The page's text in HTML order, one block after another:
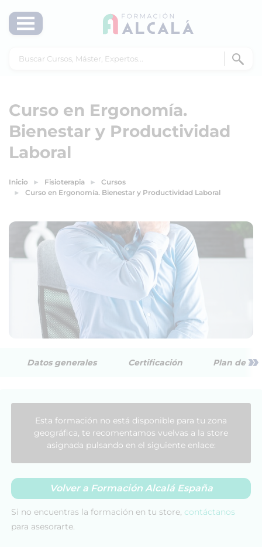
Curso en Ergonomía.
Bienestar y Productividad
Laboral
Inicio Fisioterapia
Cursos
Curso en Ergonomía. Bienestar y Productividad Laboral
Datos generales Certificación Plan de »
Esta formación no está disponible para tu zona
geográfica, te recomentamos vuelvas a la store
asignada pulsando en el siguiente enlace:
Volver a Formación Alcalá España
Si no encuentras la formación en tu store, contáctanos
para asesorarte.